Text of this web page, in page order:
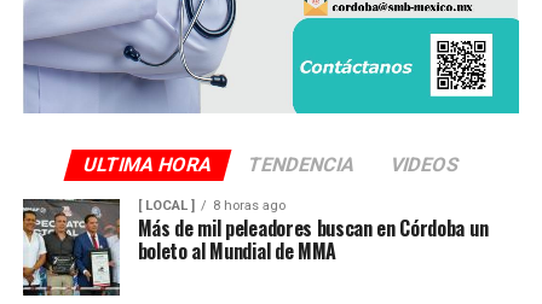
ULTIMA HORA TENDENCIA VIDEOS
[ LOCAL ] 8 horas ago
Más de mil peleadores buscan en Córdoba un
boleto al Mundial de MMA